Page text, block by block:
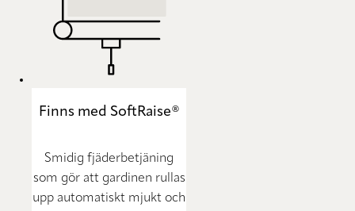
Finns med SoftRaise®
Smidig fjäderbetjäning
som gör att gardinen rullas
upp automatiskt mjukt och